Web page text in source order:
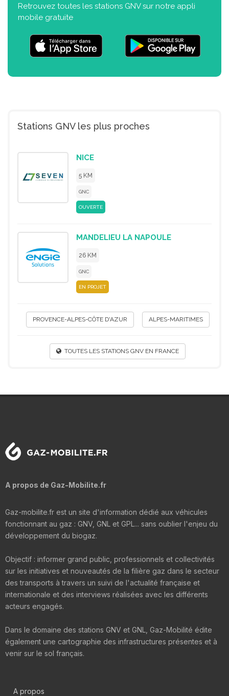
Retrouvez toutes les stations GNV sur notre appli
mobile gratuite
Stations GNV les plus proches
NICE
5 KM
GNC
OUVERTE
MANDELIEU LA NAPOULE
26 KM
GNC
EN PROJET
PROVENCE-ALPES-CÔTE D'AZUR ALPES-MARITIMES
TOUTES LES STATIONS GNV EN FRANCE
A propos de Gaz-Mobilite.fr
Gaz-mobilite.fr est un site d'information dédié aux véhicules
fonctionnant au gaz : GNV, GNL et GPL... sans oublier l'enjeu du
développement du biogaz.
Objectif : informer grand public, professionnels et collectivités
sur les initiatives et nouveautés de la filière gaz dans le secteur
des transports à travers un suivi de l'actualité française et
internationale et des interviews réalisées avec les différents
acteurs engagés.
Dans le domaine des stations GNV et GNL, Gaz-Mobilité édite
également une cartographie des infrastructures présentes et à
venir sur le sol français.
A propos